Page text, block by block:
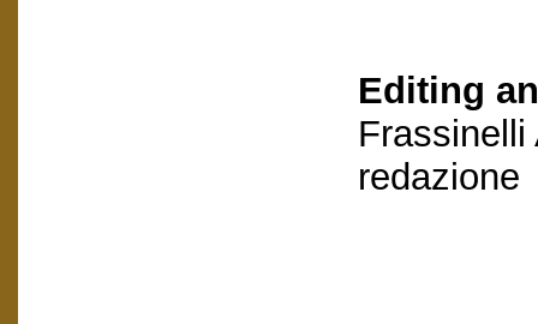
Editing
Frassinelli
redazione